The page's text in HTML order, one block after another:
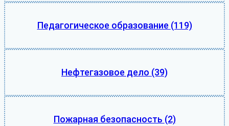
Педагогическое образование (119)
Нефтегазовое дело (39)
Пожарная безопасность (2)